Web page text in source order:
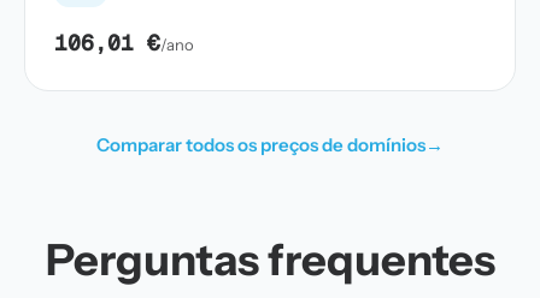
106,01 €/ano
Comparar todos os preços de domínios→
Perguntas frequentes